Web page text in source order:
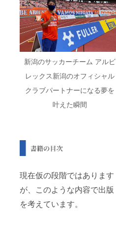
新潟のサッカーチーム アルビ
レックス新潟のオフィシャル
クラブパートナーになる夢を
叶えた瞬間
現在仮の段階ではあります
が、このような内容で出版
を考えています。